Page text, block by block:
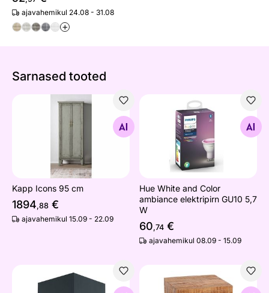
ajavahemikul 24.08 - 31.08
+
Sarnased tooted
Otsi sarnaseid
Kapp Icons 95 cm
1894,88 €
ajavahemikul 15.09 - 22.09
Hue White and Color
Otsi sarnaseid
Hue White and Color
ambiance elektripirn GU10 5,7
W
60,74 €
ajavahemikul 08.09 - 15.09
Seinavalgusti Calpino Abilaud